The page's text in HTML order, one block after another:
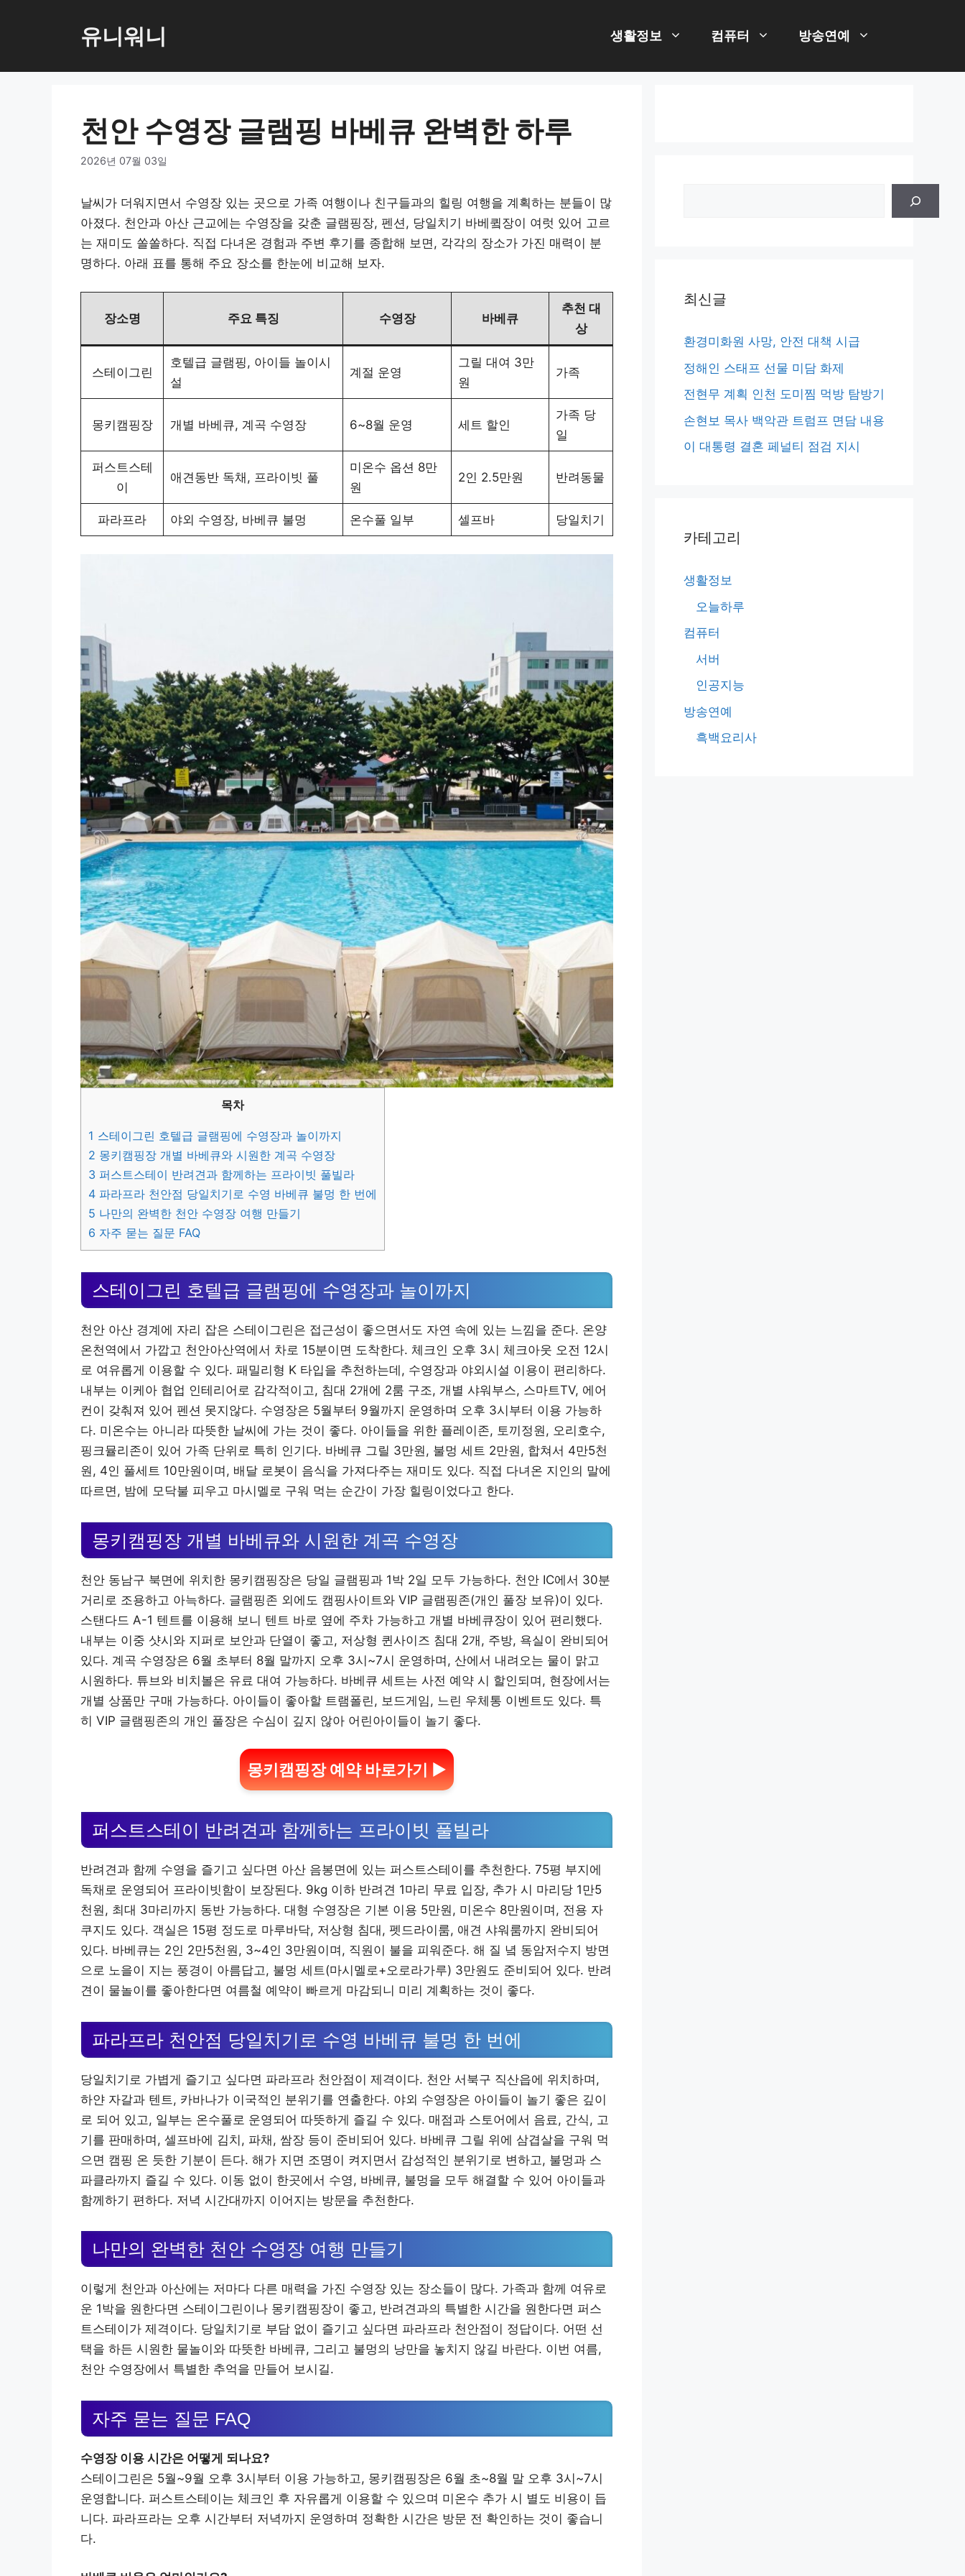
로
유니워니 생활정보 컴퓨터 방송연예
천안 수영장 글램핑 바베큐 완벽한 하루
2026년 07월 03일
날씨가 더워지면서 수영장 있는 곳으로 가족 여행이나 친구들과의 힐링 여행을 계획하는 분들이 많
아졌다. 천안과 아산 근교에는 수영장을 갖춘 글램핑장, 펜션, 당일치기 바베큌장이 여럿 있어 고르
는 재미도 쏠쏠하다. 직접 다녀온 경험과 주변 후기를 종합해 보면, 각각의 장소가 가진 매력이 분
명하다. 아래 표를 통해 주요 장소를 한눈에 비교해 보자.
장소명 주요 특징 수영장 바베큐
추천 대
상
스테이그린
호텔급 글램핑, 아이들 놀이시
설
계절 운영
그릴 대여 3만
원
가족
몽키캠핑장 개별 바베큐, 계곡 수영장 6~8월 운영 세트 할인
가족 당
일
퍼스트스테
이
애견동반 독채, 프라이빗 풀
미온수 옵션 8만
원
2인 2.5만원 반려동물
파라프라 야외 수영장, 바베큐 불멍 온수풀 일부 셀프바 당일치기
목차
1 스테이그린 호텔급 글램핑에 수영장과 놀이까지
2 몽키캠핑장 개별 바베큐와 시원한 계곡 수영장
3 퍼스트스테이 반려견과 함께하는 프라이빗 풀빌라
4 파라프라 천안점 당일치기로 수영 바베큐 불멍 한 번에
5 나만의 완벽한 천안 수영장 여행 만들기
6 자주 묻는 질문 FAQ
스테이그린 호텔급 글램핑에 수영장과 놀이까지
천안 아산 경계에 자리 잡은 스테이그린은 접근성이 좋으면서도 자연 속에 있는 느낌을 준다. 온양
온천역에서 가깝고 천안아산역에서 차로 15분이면 도착한다. 체크인 오후 3시 체크아웃 오전 12시
로 여유롭게 이용할 수 있다. 패밀리형 K 타입을 추천하는데, 수영장과 야외시설 이용이 편리하다.
내부는 이케아 협업 인테리어로 감각적이고, 침대 2개에 2룸 구조, 개별 샤워부스, 스마트TV, 에어
컨이 갖춰져 있어 펜션 못지않다. 수영장은 5월부터 9월까지 운영하며 오후 3시부터 이용 가능하
다. 미온수는 아니라 따뜻한 날씨에 가는 것이 좋다. 아이들을 위한 플레이존, 토끼정원, 오리호수,
핑크뮬리존이 있어 가족 단위로 특히 인기다. 바베큐 그릴 3만원, 불멍 세트 2만원, 합쳐서 4만5천
원, 4인 풀세트 10만원이며, 배달 로봇이 음식을 가져다주는 재미도 있다. 직접 다녀온 지인의 말에
따르면, 밤에 모닥불 피우고 마시멜로 구워 먹는 순간이 가장 힐링이었다고 한다.
몽키캠핑장 개별 바베큐와 시원한 계곡 수영장
천안 동남구 북면에 위치한 몽키캠핑장은 당일 글램핑과 1박 2일 모두 가능하다. 천안 IC에서 30분
거리로 조용하고 아늑하다. 글램핑존 외에도 캠핑사이트와 VIP 글램핑존(개인 풀장 보유)이 있다.
스탠다드 A-1 텐트를 이용해 보니 텐트 바로 옆에 주차 가능하고 개별 바베큐장이 있어 편리했다.
내부는 이중 샷시와 지퍼로 보안과 단열이 좋고, 저상형 퀸사이즈 침대 2개, 주방, 욕실이 완비되어
있다. 계곡 수영장은 6월 초부터 8월 말까지 오후 3시~7시 운영하며, 산에서 내려오는 물이 맑고
시원하다. 튜브와 비치볼은 유료 대여 가능하다. 바베큐 세트는 사전 예약 시 할인되며, 현장에서는
개별 상품만 구매 가능하다. 아이들이 좋아할 트램폴린, 보드게임, 느린 우체통 이벤트도 있다. 특
히 VIP 글램핑존의 개인 풀장은 수심이 깊지 않아 어린아이들이 놀기 좋다.
몽키캠핑장 예약 바로가기 ▶
퍼스트스테이 반려견과 함께하는 프라이빗 풀빌라
반려견과 함께 수영을 즐기고 싶다면 아산 음봉면에 있는 퍼스트스테이를 추천한다. 75평 부지에
독채로 운영되어 프라이빗함이 보장된다. 9kg 이하 반려견 1마리 무료 입장, 추가 시 마리당 1만5
천원, 최대 3마리까지 동반 가능하다. 대형 수영장은 기본 이용 5만원, 미온수 8만원이며, 전용 자
쿠지도 있다. 객실은 15평 정도로 마루바닥, 저상형 침대, 펫드라이룸, 애견 샤워룸까지 완비되어
있다. 바베큐는 2인 2만5천원, 3~4인 3만원이며, 직원이 불을 피워준다. 해 질 녘 동암저수지 방면
으로 노을이 지는 풍경이 아름답고, 불멍 세트(마시멜로+오로라가루) 3만원도 준비되어 있다. 반려
견이 물놀이를 좋아한다면 여름철 예약이 빠르게 마감되니 미리 계획하는 것이 좋다.
파라프라 천안점 당일치기로 수영 바베큐 불멍 한 번에
당일치기로 가볍게 즐기고 싶다면 파라프라 천안점이 제격이다. 천안 서북구 직산읍에 위치하며,
하얀 자갈과 텐트, 카바나가 이국적인 분위기를 연출한다. 야외 수영장은 아이들이 놀기 좋은 깊이
로 되어 있고, 일부는 온수풀로 운영되어 따뜻하게 즐길 수 있다. 매점과 스토어에서 음료, 간식, 고
기를 판매하며, 셀프바에 김치, 파채, 쌈장 등이 준비되어 있다. 바베큐 그릴 위에 삼겹살을 구워 먹
으면 캠핑 온 듯한 기분이 든다. 해가 지면 조명이 켜지면서 감성적인 분위기로 변하고, 불멍과 스
파클라까지 즐길 수 있다. 이동 없이 한곳에서 수영, 바베큐, 불멍을 모두 해결할 수 있어 아이들과
함께하기 편하다. 저녁 시간대까지 이어지는 방문을 추천한다.
나만의 완벽한 천안 수영장 여행 만들기
이렇게 천안과 아산에는 저마다 다른 매력을 가진 수영장 있는 장소들이 많다. 가족과 함께 여유로
운 1박을 원한다면 스테이그린이나 몽키캠핑장이 좋고, 반려견과의 특별한 시간을 원한다면 퍼스
트스테이가 제격이다. 당일치기로 부담 없이 즐기고 싶다면 파라프라 천안점이 정답이다. 어떤 선
택을 하든 시원한 물놀이와 따뜻한 바베큐, 그리고 불멍의 낭만을 놓치지 않길 바란다. 이번 여름,
천안 수영장에서 특별한 추억을 만들어 보시길.
자주 묻는 질문 FAQ
수영장 이용 시간은 어떻게 되나요?
스테이그린은 5월~9월 오후 3시부터 이용 가능하고, 몽키캠핑장은 6월 초~8월 말 오후 3시~7시
운영합니다. 퍼스트스테이는 체크인 후 자유롭게 이용할 수 있으며 미온수 추가 시 별도 비용이 듭
니다. 파라프라는 오후 시간부터 저녁까지 운영하며 정확한 시간은 방문 전 확인하는 것이 좋습니
다.
최신글
환경미화원 사망, 안전 대책 시급
정해인 스태프 선물 미담 화제
전현무 계획 인천 도미찜 먹방 탐방기
손현보 목사 백악관 트럼프 면담 내용
이 대통령 결혼 페널티 점검 지시
카테고리
생활정보
오늘하루
컴퓨터
서버
인공지능
방송연예
흑백요리사